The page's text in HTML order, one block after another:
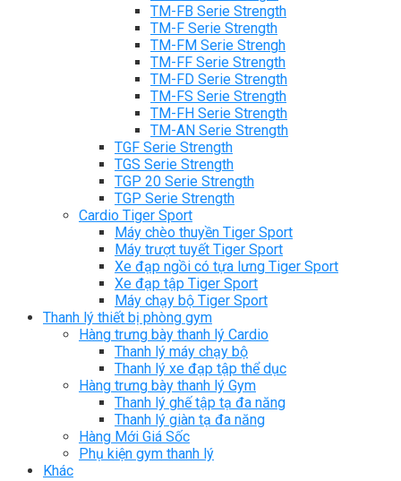
TM-FB Serie Strength
TM-F Serie Strength
TM-FM Serie Strengh
TM-FF Serie Strength
TM-FD Serie Strength
TM-FS Serie Strength
TM-FH Serie Strength
TM-AN Serie Strength
TGF Serie Strength
TGS Serie Strength
TGP 20 Serie Strength
TGP Serie Strength
Cardio Tiger Sport
Máy chèo thuyền Tiger Sport
Máy trượt tuyết Tiger Sport
Xe đạp ngồi có tựa lưng Tiger Sport
Xe đạp tập Tiger Sport
Máy chạy bộ Tiger Sport
Thanh lý thiết bị phòng gym
Hàng trưng bày thanh lý Cardio
Thanh lý máy chạy bộ
Thanh lý xe đạp tập thể dục
Hàng trưng bày thanh lý Gym
Thanh lý ghế tập tạ đa năng
Thanh lý giàn tạ đa năng
Hàng Mới Giá Sốc
Phụ kiện gym thanh lý
Khác